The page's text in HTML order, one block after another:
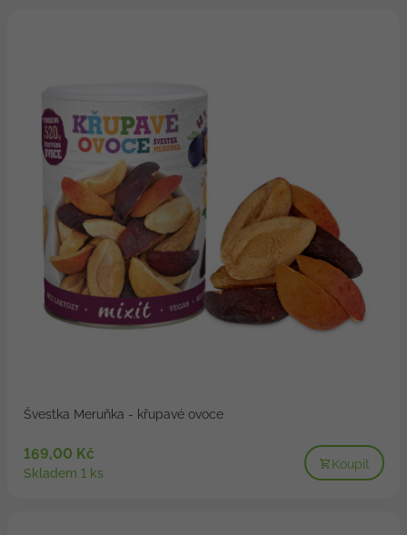
Švestka Meruňka - křupavé ovoce
169,00 Kč
Skladem 1 ks
Koupit